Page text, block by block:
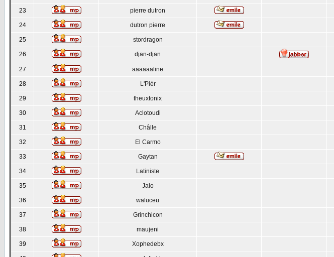
23 pierre dutron
24 dutron pierre
25 stordragon
26 djan-djan
27 aaaaaaline
28 L'Pièr
29 theuxtonix
30 Aclotoudi
31 Châlle
32 El Carmo
33 Gaytan
34 Latiniste
35 Jaio
36 waluceu
37 Grinchicon
38 maujeni
39 Xophedebx